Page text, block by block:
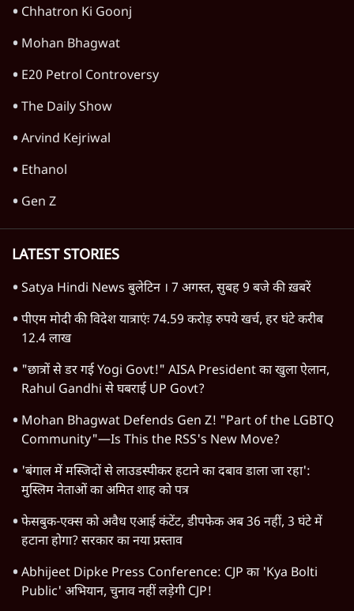
Chhatron Ki Goonj
Mohan Bhagwat
E20 Petrol Controversy
The Daily Show
Arvind Kejriwal
Ethanol
Gen Z
LATEST STORIES
Satya Hindi News बुलेटिन । 7 अगस्त, सुबह 9 बजे की ख़बरें
पीएम मोदी की विदेश यात्राएंः 74.59 करोड़ रुपये खर्च, हर घंटे करीब
12.4 लाख
"छात्रों से डर गई Yogi Govt!" AISA President का खुला ऐलान,
Rahul Gandhi से घबराई UP Govt?
Mohan Bhagwat Defends Gen Z! "Part of the LGBTQ
Community"—Is This the RSS's New Move?
'बंगाल में मस्जिदों से लाउडस्पीकर हटाने का दबाव डाला जा रहा':
मुस्लिम नेताओं का अमित शाह को पत्र
फेसबुक-एक्स को अवैध एआई कंटेंट, डीपफेक अब 36 नहीं, 3 घंटे में
हटाना होगा? सरकार का नया प्रस्ताव
Abhijeet Dipke Press Conference: CJP का 'Kya Bolti
Public' अभियान, चुनाव नहीं लड़ेगी CJP!